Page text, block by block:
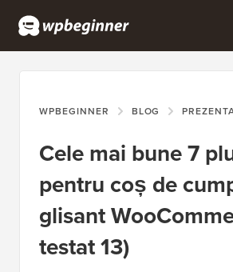
WPBEGINNER BLOG
Cele mai bune 7
pentru coș de
glisant
testat 13)